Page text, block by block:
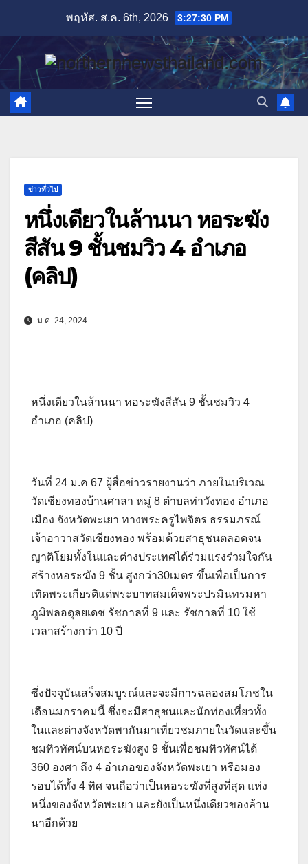
content
พฤหัส. ส.ค. 6th, 2026 3:27:30 PM
ข่าวทั่วไป
หนึ่งเดียวในล้านนา หอระฆัง
สีสัน 9 ชั้นชมวิว 4 อำเภอ
(คลิป)
ม.ค. 24, 2024
หนึ่งเดียวในล้านนา หอระฆังสีสัน 9 ชั้นชมวิว 4
อำเภอ (คลิป)
วันที่ 24 ม.ค 67 ผู้สื่อข่าวรายงานว่า ภายในบริเวณ
วัดเชียงทองบ้านศาลา หมู่ 8 ตำบลท่าวังทอง อำเภอ
เมือง จังหวัดพะเยา ทางพระครูไพจิตร ธรรมภรณ์
เจ้าอาวาสวัดเชียงทอง พร้อมด้วยสาธุชนตลอดจน
ญาติโยมทั้งในและต่างประเทศได้ร่วมแรงร่วมใจกัน
สร้างหอระฆัง 9 ชั้น สูงกว่า30เมตร ขึ้นเพื่อเป็นการ
เทิดพระเกียรติแด่พระบาทสมเด็จพระปรมินทรมหา
ภูมิพลอดุลยเดช รัชกาลที่ 9 และ รัชกาลที่ 10 ใช้
เวลาสร้างกว่า 10 ปี
ซึ่งปัจจุบันเสร็จสมบูรณ์และจะมีการฉลองสมโภชใน
เดือนมกราคมนี้ ซึ่งจะมีสาธุชนและนักท่องเที่ยวทั้ง
ในและต่างจังหวัดพากันมาเที่ยวชมภายในวัดและขึ้น
ชมทิวทัศน์บนหอระฆังสูง 9 ชั้นเพื่อชมทิวทัศน์ได้
360 องศา ถึง 4 อำเภอของจังหวัดพะเยา หรือมอง
รอบได้ทั้ง 4 ทิศ จนถือว่าเป็นหอระฆังที่สูงที่สุด แห่ง
หนึ่งของจังหวัดพะเยา และยังเป็นหนึ่งเดียวของล้าน
นาอีกด้วย